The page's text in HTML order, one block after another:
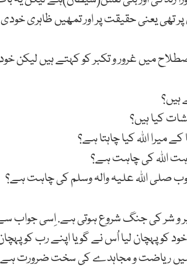
تھی یعنی حقیقت پر اور تمھیں ظاہری خودی
میں غرور و تکبر کو کہتے ہیں لیکن
ہیں؟
کیا ہیں؟
کے میرا اللہ کیا چاہتا ہے؟
اللہ کی چاہت ہے؟
صلی اللہ علیہ والہ وسلم کی چاہت ہے؟
و شر کی جنگ شروع ہوتی ہے. اِسی جواب سے
کو پہچان لیا اُس نے گویا اپنے رب کو
ریاضت و مجاہدے کی سخت ضرورت